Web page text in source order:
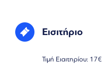
Εισιτήριο
Τιμή Ειαιτηρίου: 17€